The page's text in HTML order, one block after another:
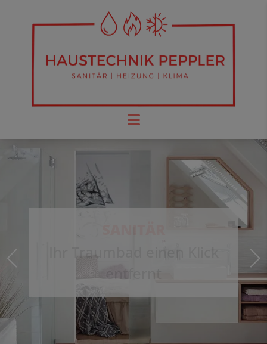
Ihr Traumbad einen Klick
entfernt